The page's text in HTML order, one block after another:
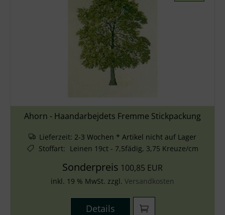
Ahorn - Haandarbejdets Fremme Stickpackung
Lieferzeit: 2-3 Wochen * Artikel nicht auf Lager
Stoffart: Leinen 19ct - 7,5fädig, 3,75 Kreuze/cm
Sonderpreis 100,85 EUR
inkl. 19 % MwSt. zzgl. Versandkosten
Details